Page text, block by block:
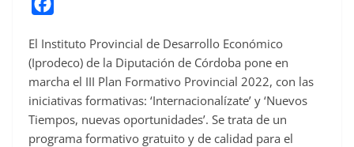
c
e
b
o
o
El Instituto Provincial de Desarrollo Económico
(Iprodeco) de la Diputación de Córdoba pone en
marcha el III Plan Formativo Provincial 2022, con las
iniciativas formativas: ‘Internacionalízate’ y ‘Nuevos
Tiempos, nuevas oportunidades’. Se trata de un
programa formativo gratuito y de calidad para el